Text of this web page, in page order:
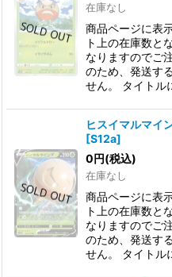
在庫なし
商品ページに表
ト上の在庫数と
なりますのでご
のため、発送す
せん。 タイトル
ヒスイマルマイ
[S12a]
0円(税込)
在庫なし
商品ページに表
ト上の在庫数と
なりますのでご
のため、発送す
せん。 タイトル